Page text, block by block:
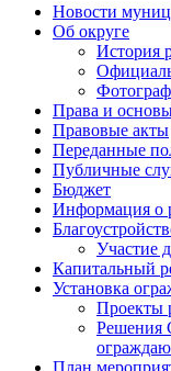
Новости
Об округе
История
Права и
Правовые акты
Переданные
Публичные
Бюджет
Информация о
Участие
Капитальный
Установка
Проекты
Решения
План